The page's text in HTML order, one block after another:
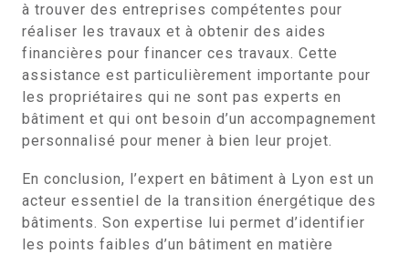
à trouver des entreprises compétentes pour
réaliser les travaux et à obtenir des aides
financières pour financer ces travaux. Cette
assistance est particulièrement importante pour
les propriétaires qui ne sont pas experts en
bâtiment et qui ont besoin d’un accompagnement
personnalisé pour mener à bien leur projet.
En conclusion, l’expert en bâtiment à Lyon est un
acteur essentiel de la transition énergétique des
bâtiments. Son expertise lui permet d’identifier
les points faibles d’un bâtiment en matière